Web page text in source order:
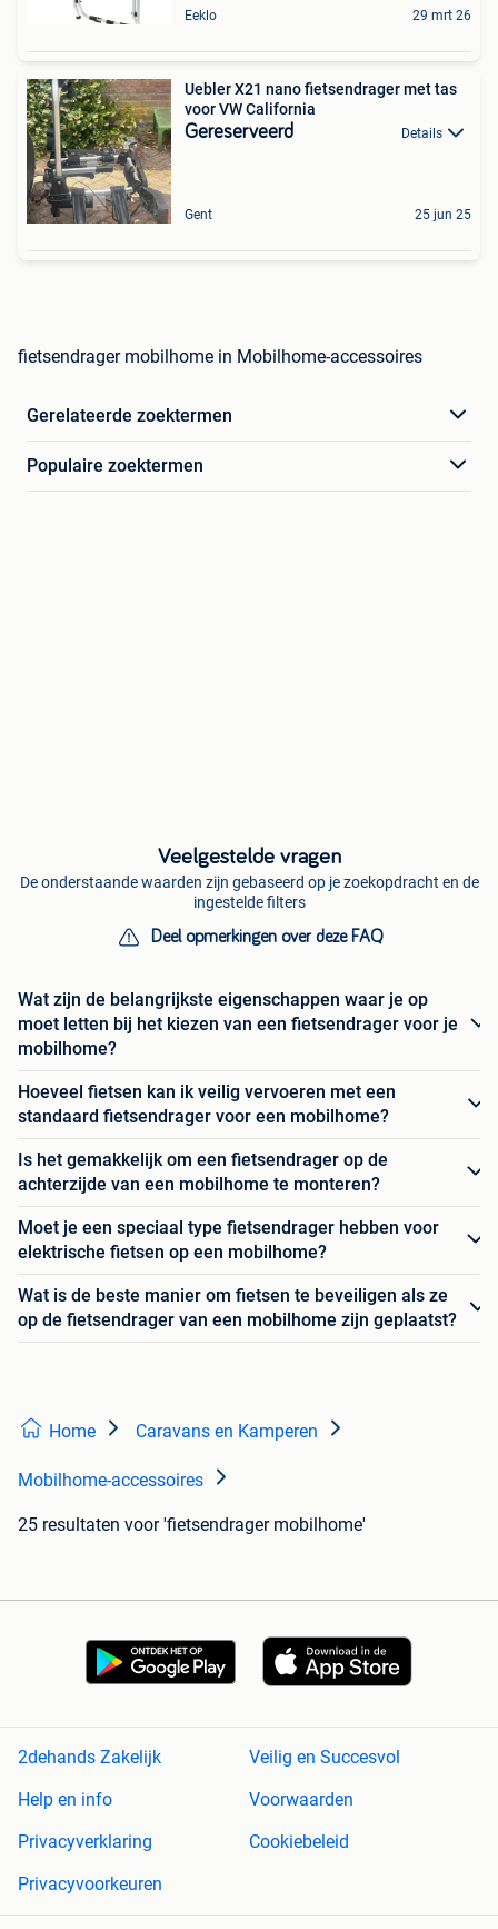
Eeklo 29 mrt 26
Uebler X21 nano fietsendrager met tas
voor VW California
Gereserveerd Details
Gent 25 jun 25
fietsendrager mobilhome in Mobilhome-accessoires
Gerelateerde zoektermen
Populaire zoektermen
Veelgestelde vragen
De onderstaande waarden zijn gebaseerd op je zoekopdracht en de
ingestelde filters
Deel opmerkingen over deze FAQ
Wat zijn de belangrijkste eigenschappen waar je op
moet letten bij het kiezen van een fietsendrager voor je
mobilhome?
Hoeveel fietsen kan ik veilig vervoeren met een
standaard fietsendrager voor een mobilhome?
Is het gemakkelijk om een fietsendrager op de
achterzijde van een mobilhome te monteren?
Moet je een speciaal type fietsendrager hebben voor
elektrische fietsen op een mobilhome?
Wat is de beste manier om fietsen te beveiligen als ze
op de fietsendrager van een mobilhome zijn geplaatst?
Home Caravans en Kamperen
Mobilhome-accessoires
25 resultaten voor 'fietsendrager mobilhome'
2dehands Zakelijk
Veilig en Succesvol
Help en info
Voorwaarden
Privacyverklaring
Cookiebeleid
Privacyvoorkeuren